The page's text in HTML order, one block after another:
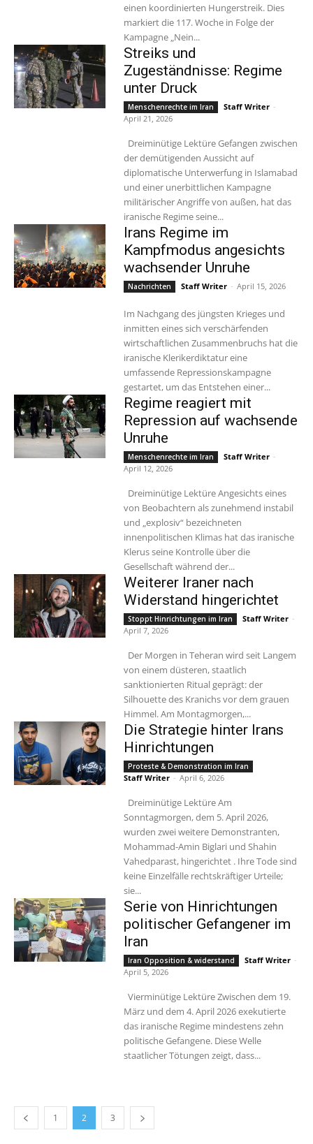
einen koordinierten Hungerstreik. Dies
markiert die 117. Woche in Folge der
Kampagne „Nein...
Streiks und
Zugeständnisse: Regime
unter Druck
Menschenrechte im Iran Staff Writer -
April 21, 2026
der demütigenden Aussicht auf
diplomatische Unterwerfung in Islamabad
und einer unerbittlichen Kampagne
militärischer Angriffe von außen, hat das
iranische Regime seine...
Irans Regime im
Kampfmodus angesichts
wachsender Unruhe
Nachrichten Staff Writer - April 15, 2026
Im Nachgang des jüngsten Krieges und
inmitten eines sich verschärfenden
wirtschaftlichen Zusammenbruchs hat die
iranische Klerikerdiktatur eine
umfassende Repressionskampagne
gestartet, um das Entstehen einer...
Regime reagiert mit
Repression auf wachsende
Unruhe
Menschenrechte im Iran Staff Writer -
April 12, 2026
von Beobachtern als zunehmend instabil
und „explosiv“ bezeichneten
innenpolitischen Klimas hat das iranische
Klerus seine Kontrolle über die
Gesellschaft während der...
Weiterer Iraner nach
Widerstand hingerichtet
Stoppt Hinrichtungen im Iran Staff Writer -
April 7, 2026
von einem düsteren, staatlich
sanktionierten Ritual geprägt: der
Silhouette des Kranichs vor dem grauen
Himmel. Am Montagmorgen,...
Die Strategie hinter Irans
Hinrichtungen
Proteste & Demonstration im Iran
Staff Writer - April 6, 2026
Sonntagmorgen, dem 5. April 2026,
wurden zwei weitere Demonstranten,
Mohammad-Amin Biglari und Shahin
Vahedparast, hingerichtet . Ihre Tode sind
keine Einzelfälle rechtskräftiger Urteile;
sie...
Serie von Hinrichtungen
politischer Gefangener im
Iran
Iran Opposition & widerstand Staff Writer -
April 5, 2026
März und dem 4. April 2026 exekutierte
das iranische Regime mindestens zehn
politische Gefangene. Diese Welle
staatlicher Tötungen zeigt, dass...
1 2 3